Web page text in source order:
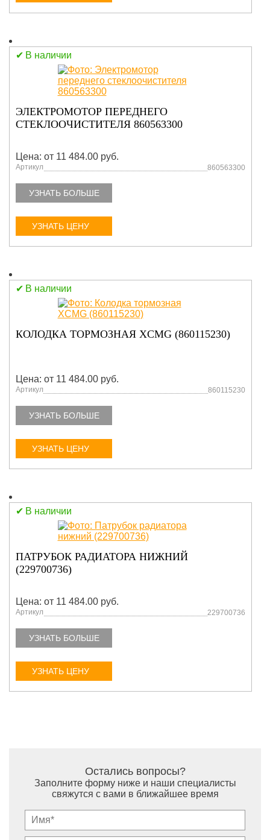
В наличии
ЭЛЕКТРОМОТОР ПЕРЕДНЕГО
СТЕКЛООЧИСТИТЕЛЯ 860563300
Цена: от 11 484.00 руб.
Артикул 860563300
УЗНАТЬ БОЛЬШЕ
УЗНАТЬ ЦЕНУ
В наличии
КОЛОДКА ТОРМОЗНАЯ XCMG (860115230)
Цена: от 11 484.00 руб.
Артикул 860115230
УЗНАТЬ БОЛЬШЕ
УЗНАТЬ ЦЕНУ
В наличии
ПАТРУБОК РАДИАТОРА НИЖНИЙ
(229700736)
Цена: от 11 484.00 руб.
Артикул 229700736
УЗНАТЬ БОЛЬШЕ
УЗНАТЬ ЦЕНУ
Остались вопросы?
Заполните форму ниже и наши специалисты
свяжутся с вами в ближайшее время